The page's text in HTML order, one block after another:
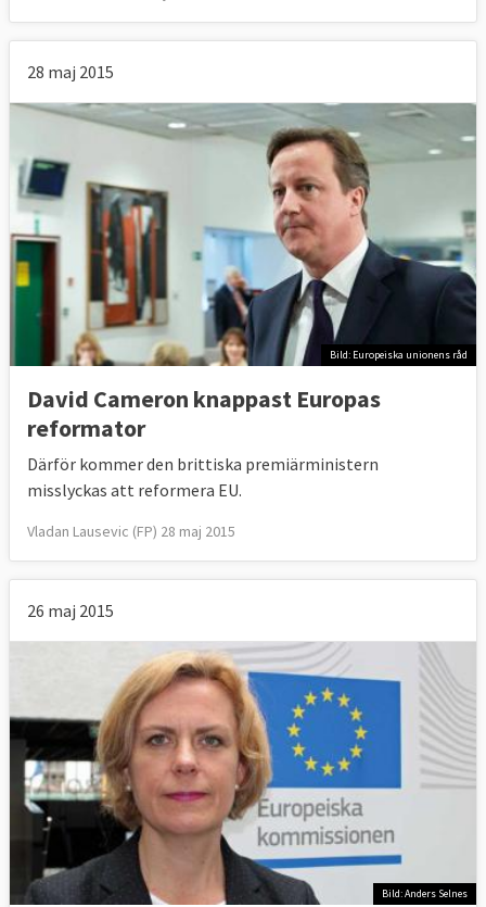
28 maj 2015
Bild: Europeiska unionens råd
David Cameron knappast Europas
reformator
Därför kommer den brittiska premiärministern
misslyckas att reformera EU.
Vladan Lausevic (FP) 28 maj 2015
26 maj 2015
Bild: Anders Selnes